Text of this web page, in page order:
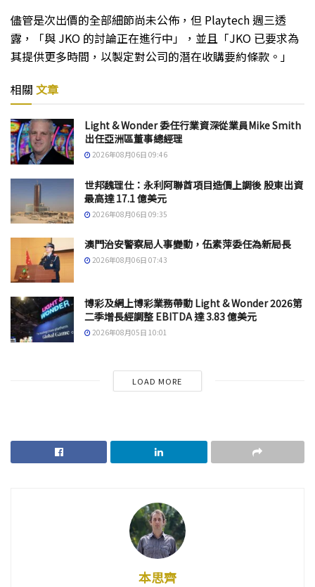
儘管是次出價的全部細節尚未公佈，但 Playtech 週三透
露，「與 JKO 的討論正在進行中」，並且「JKO 已要求為
其提供更多時間，以製定對公司的潛在收購要約條款。」
相關 文章
Light & Wonder 委任行業資深從業員Mike Smith
出任亞洲區董事總經理
2026年08月06日 09:46
世邦魏理仕：永利阿聯酋項目造價上調後 股東出資
最高達 17.1 億美元
2026年08月06日 09:35
澳門治安警察局人事變動，伍素萍委任為新局長
2026年08月06日 07:43
博彩及網上博彩業務帶動 Light & Wonder 2026第
二季增長經調整 EBITDA 達 3.83 億美元
2026年08月05日 10:01
LOAD MORE
本思齊